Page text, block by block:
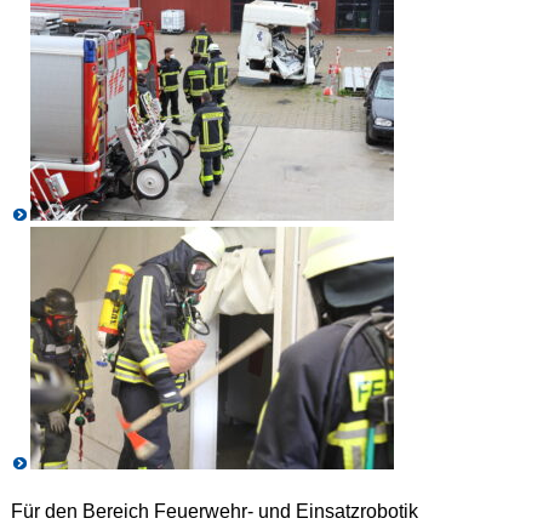
Für den Bereich Feuerwehr- und Einsatzrobotik